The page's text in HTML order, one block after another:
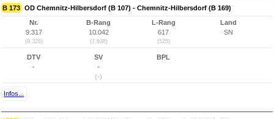
B 173 OD Chemnitz-Hilbersdorf (B 107) - Chemnitz-Hilbersdorf (B 169)
Nr.
9.317
(9.326)
B-Rang
10.042
(7.638)
L-Rang
617
(525)
Land
SN
DTV
-
SV
-
(-)
BPL
Infos...